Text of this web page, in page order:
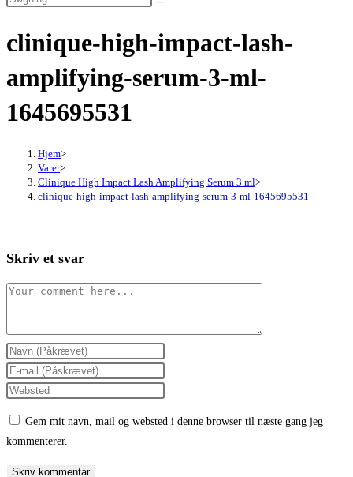
clinique-high-impact-lash-
amplifying-serum-3-ml-
1645695531
Hjem>
Varer>
Clinique High Impact Lash Amplifying Serum 3 ml>
clinique-high-impact-lash-amplifying-serum-3-ml-1645695531
Skriv et svar
Comment
Enter
your
name
comment
Enter
your
comment
Enter
(optional)
Gem mit navn, mail og websted i denne browser til næste gang jeg
kommenterer.